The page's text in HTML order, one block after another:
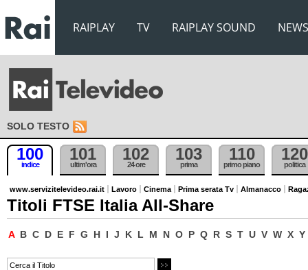
RAIPLAY TV RAIPLAY SOUND NEWS
SOLO TESTO
100
indice
101
ultim'ora
102
24 ore
103
prima
110
primo piano
120
politica
www.servizitelevideo.rai.it Lavoro Cinema Prima serata Tv Almanacco
Titoli FTSE Italia All-Share
A B C D E F G H I J K L M N O P Q R S T U V W X Y